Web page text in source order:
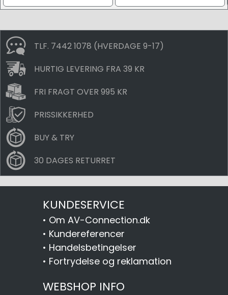
TLF. 7442 1078 (HVERDAGE 9-17)
HURTIG LEVERING FRA 39 KR
FRI FRAGT OVER 995 KR
PRISSIKKERHED
BUY & TRY
30 DAGES RETURRET
KUNDESERVICE
• Om AV-Connection.dk
• Kundereferencer
• Handelsbetingelser
• Fortrydelse og reklamation
WEBSHOP INFO